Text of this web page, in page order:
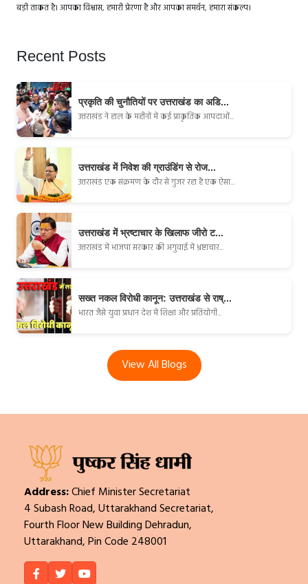
बड़ी ताकत है। आपका विश्वास, हमारी प्रेरणा है और आपका समर्थन, हमारा संकल्प।
Recent Posts
प्रकृति की चुनौतियों पर उत्तराखंड का अडि...
उत्तराखंड ने हाल के महीनों में कई प्राकृतिक आपदाओं...
उत्तराखंड में निवेश की ग्राउंडिंग से रोज...
उत्तराखंड एक संक्रमण के दौर से गुजर रहा है एक ऐसा...
उत्तराखंड में भ्रष्टाचार के खिलाफ जीरो ट...
उत्तराखंड में भाजपा सरकार की अगुवाई में भ्रष्टाचार...
सख्त नकल विरोधी कानून: उत्तराखंड से राष्...
भारत जैसे युवा प्रधान देश में शिक्षा और प्रतियोगी...
View All Blogs
Address:Chief Minister Secretariat
4 Subash Road, Uttarakhand Secretariat,
Fourth Floor New Building Dehradun,
Uttarakhand, Pin Code 248001